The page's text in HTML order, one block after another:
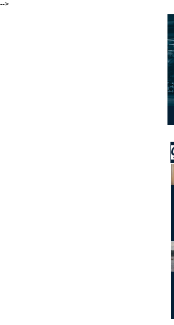
-->